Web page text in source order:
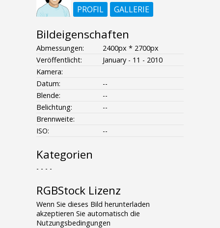
PROFIL
GALLERIE
Bildeigenschaften
Abmessungen:
2400px * 2700px
Veröffentlicht:
January - 11 - 2010
Kamera:
Datum:
--
Blende:
--
Belichtung:
--
Brennweite:
ISO:
--
Kategorien
- - - -
RGBStock Lizenz
Wenn Sie dieses Bild herunterladen
akzeptieren Sie automatisch die
Nutzungsbedingungen